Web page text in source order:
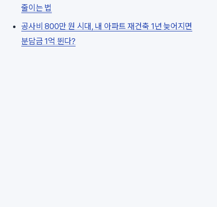
줄이는 법
공사비 800만 원 시대, 내 아파트 재건축 1년 늦어지면
분담금 1억 뛴다?